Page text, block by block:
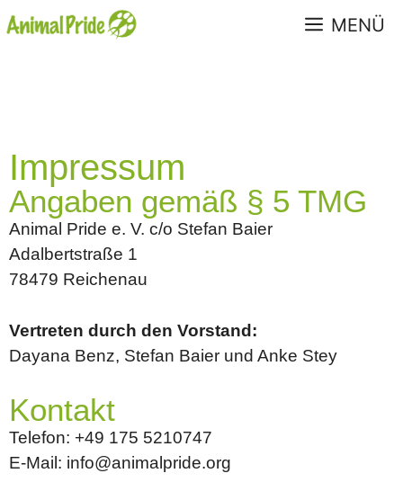
MENÜ
Impressum
Angaben gemäß § 5 TMG
Animal Pride e. V. c/o Stefan Baier
Adalbertstraße 1
78479 Reichenau
Vertreten durch den Vorstand:
Dayana Benz, Stefan Baier und Anke Stey
Kontakt
Telefon: +49 175 5210747
E-Mail: info@animalpride.org